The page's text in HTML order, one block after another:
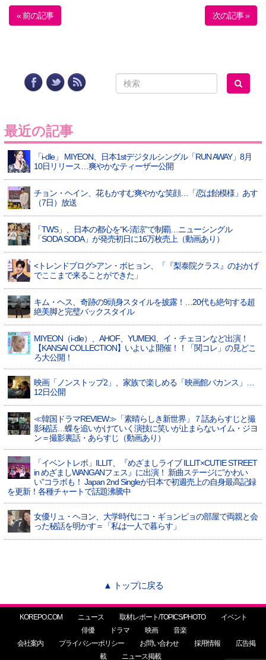
« 前の記事 次の記事 »
最近の記事
「i-dle」 MIYEON、日本1stデジタルシングル「RUN AWAY」8月
10日リリース…爽やかなティーザー公開
チョン・ヘイン、花もかすむ爽やかな笑顔…「恋は飴模様」あす
（7日）放送
「TWS」、日本の都心を“K-清涼”で制覇…ニューシングル
「SODA SODA」が発売初日に16万枚売上（動画あり）
<トレンドブログ>アン・ボヒョン、「『梨泰院クラス』のおかげ
でここまで来ることができた」
キム・ヘス、奇跡の9頭身スタイルを披露！…20代も絶句する超
絶美脚と完璧バックスタイル
MIYEON（i-dle）、​AHOF​、YUMEKI、イ・チェヨンなど出演！
【KANSAI COLLECTION】いよいよ開催！！「関コレ」の見どこ
ろ大公開！
映画「ノンストップ2」、家族で楽しめる「映画館バカンス」…
12日公開
≪韓国ドラマREVIEW≫「素晴らしき新世界」７話あらすじと撮
影秘話…蝶を追いかけていく演技に笑いが止まらないイム・ジヨ
ン＝撮影裏話・あらすじ（動画あり）
「イベントレポ」ILLIT、『めざましライブ ILLIT×CUTIE STREET
in めざましWANGANフェス』に出演！ 新曲ステージに”かわい
い”コラボも！ Japan 2nd Singleが日本で初週売上の自身最高記録
を更新！各種チャートで話題沸騰中
女優リュ・ヘヨン、大学時代にコ・ギョンピョの部屋で両親と会
った秘話を明かす＝「私は一人で暮らす」
▲ トップに戻る
KOREPO.COM ニュース 取材レポート/TOPICS/PHOTO
イベント
俳優
ドラマ 映画
音楽
会社案内
プライバシーポリシー お問い合わせ 採用情報
広告掲
載
ニュース掲載